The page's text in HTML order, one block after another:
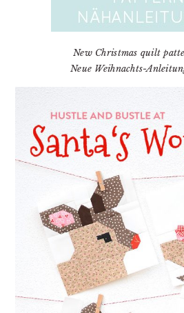
New Christmas quilt
Neue Weihnachts-